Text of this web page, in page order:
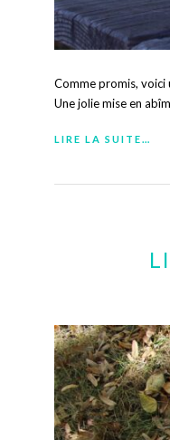
Comme promis, voici
Une jolie mise en
LIRE LA SUITE…